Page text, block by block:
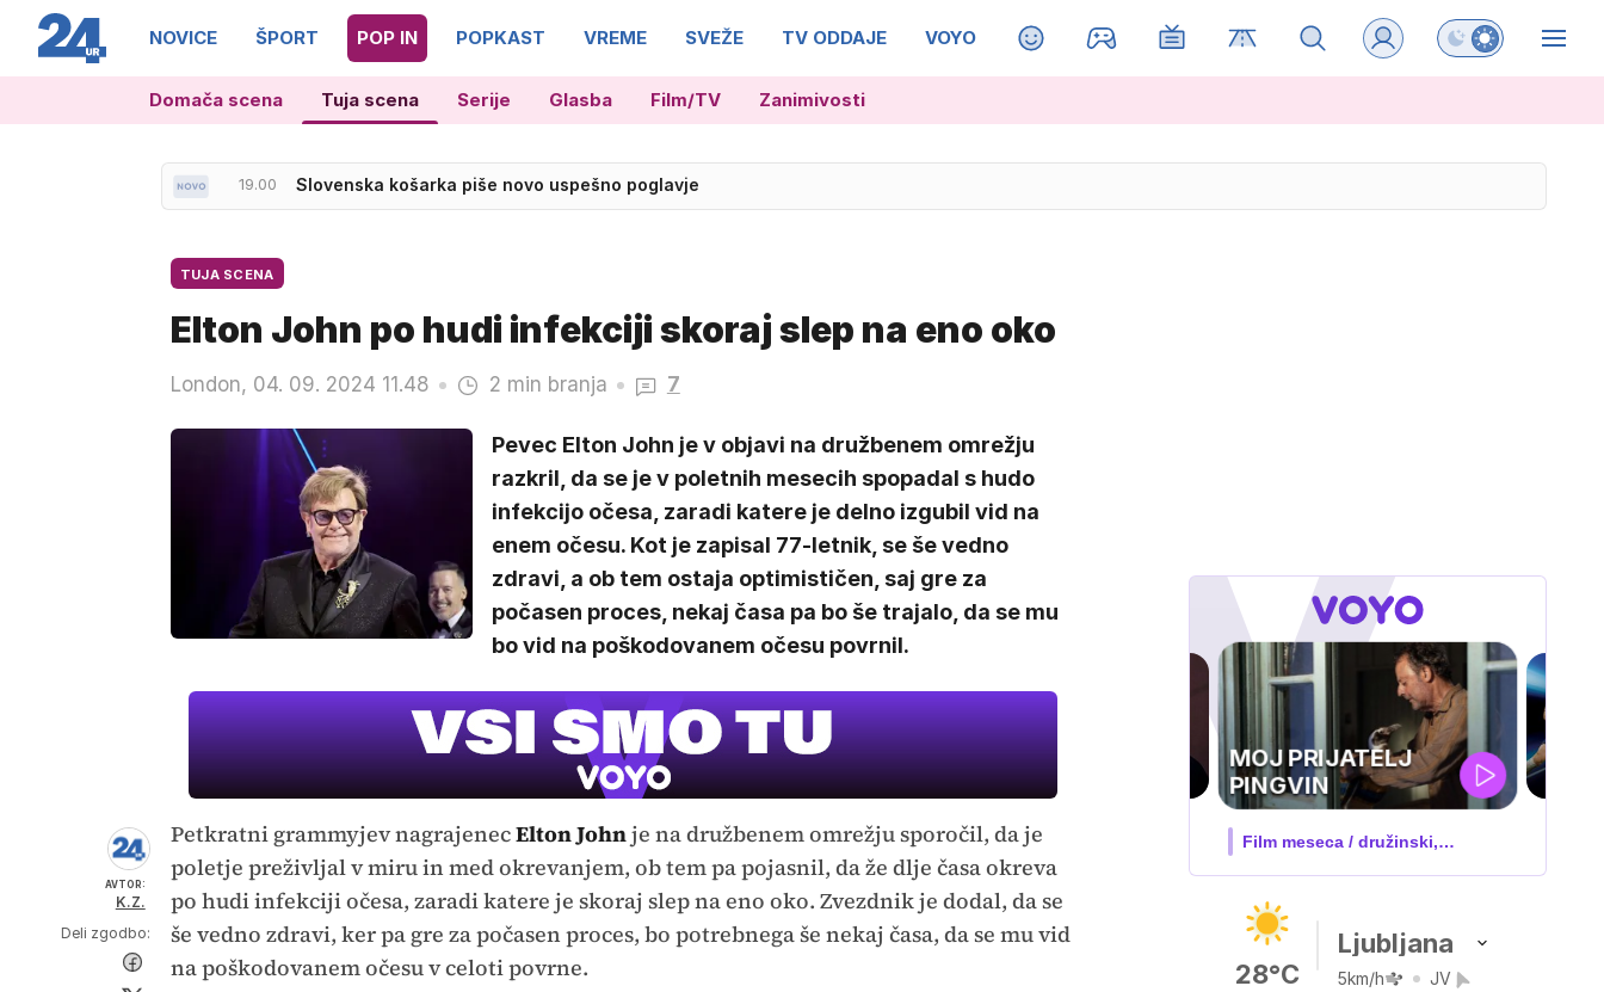
NOVICE ŠPORT POP IN POPKAST VREME SVEŽE TV ODDAJE VOYO MAGAZIN Preklopi barvni
Domača scena Tuja scena Serije Glasba Film/TV Zanimivosti
19.00 Slovenska košarka piše novo uspešno poglavje
TUJA SCENA
Elton John po hudi infekciji skoraj slep na eno oko
London, 04. 09. 2024 11.48 2 min branja 7
Pevec Elton John je v objavi na družbenem omrežju
razkril, da se je v poletnih mesecih spopadal s hudo
infekcijo očesa, zaradi katere je delno izgubil vid na
enem očesu. Kot je zapisal 77-letnik, se še vedno
zdravi, a ob tem ostaja optimističen, saj gre za
počasen proces, nekaj časa pa bo še trajalo, da se mu
bo vid na poškodovanem očesu povrnil.
AVTOR:
K.Z.
Deli zgodbo:
Petkratni grammyjev nagrajenecElton Johnje na družbenem omrežju sporočil, da je
poletje preživljal v miru in med okrevanjem, ob tem pa pojasnil, da že dlje časa okreva
po hudi infekciji očesa, zaradi katere je skoraj slep na eno oko. Zvezdnik je dodal, da se
še vedno zdravi, ker pa gre za počasen proces, bo potrebnega še nekaj časa, da se mu vid
na poškodovanem očesu v celoti povrne.
UEFA
SUPERPOKAL
V živo na VOYO: sreda ob 20.30
28°C
Ljubljana
5km/h JV